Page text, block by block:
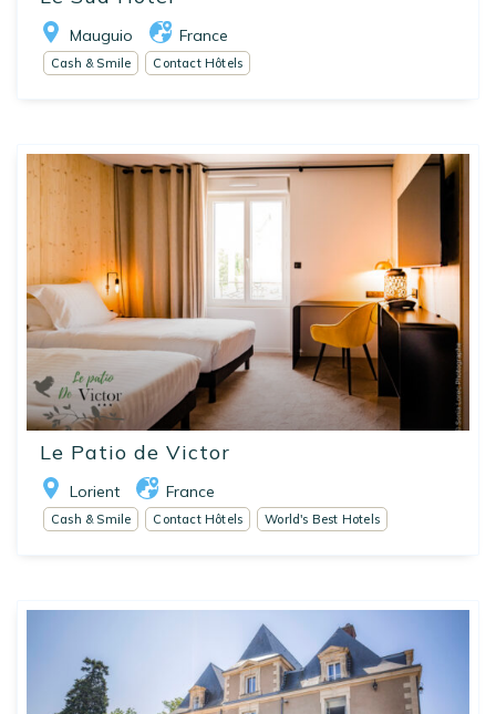
Mauguio France
Cash & Smile Contact Hôtels
Le Patio de Victor
Lorient France
Cash & Smile Contact Hôtels World's Best Hotels